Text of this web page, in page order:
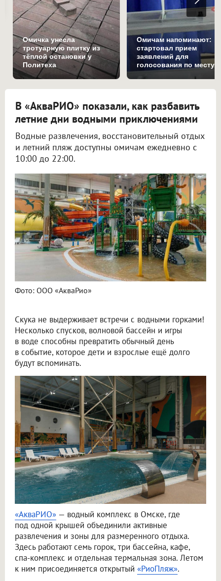
Омичка унесла
тротуарную плитку из
тёплой остановки у
Политеха
Омичам напоминают:
стартовал прием
заявлений для
голосования по месту
нахождения
В «АкваРИО» показали, как разбавить
летние дни водными приключениями
Водные развлечения, восстановительный отдых
и летний пляж доступны омичам ежедневно с
10:00 до 22:00.
Фото: ООО «АкваРио»
Скука не выдерживает встречи с водными горками!
Несколько спусков, волновой бассейн и игры
в воде способны превратить обычный день
в событие, которое дети и взрослые ещё долго
будут вспоминать.
«АкваРИО» — водный комплекс в Омске, где
под одной крышей объединили активные
развлечения и зоны для размеренного отдыха.
Здесь работают семь горок, три бассейна, кафе,
спа-комплекс и отдельная термальная зона. Летом
к ним присоединяется открытый «РиоПляж».